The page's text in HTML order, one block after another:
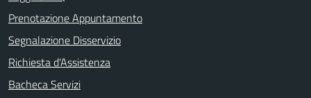
Prenotazione Appuntamento
Segnalazione Disservizio
Richiesta d'Assistenza
Bacheca Servizi